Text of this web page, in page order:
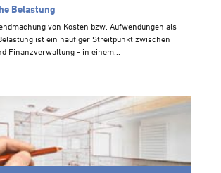
Belastung
von Kosten bzw. Aufwendungen als
ist ein häufiger Streitpunkt zwischen
Finanzverwaltung - in einem...